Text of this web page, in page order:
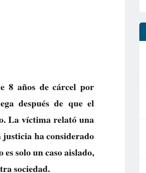
8 años de cárcel por
después de que el
La víctima relató una
ha considerado
solo un caso aislado,
sociedad.